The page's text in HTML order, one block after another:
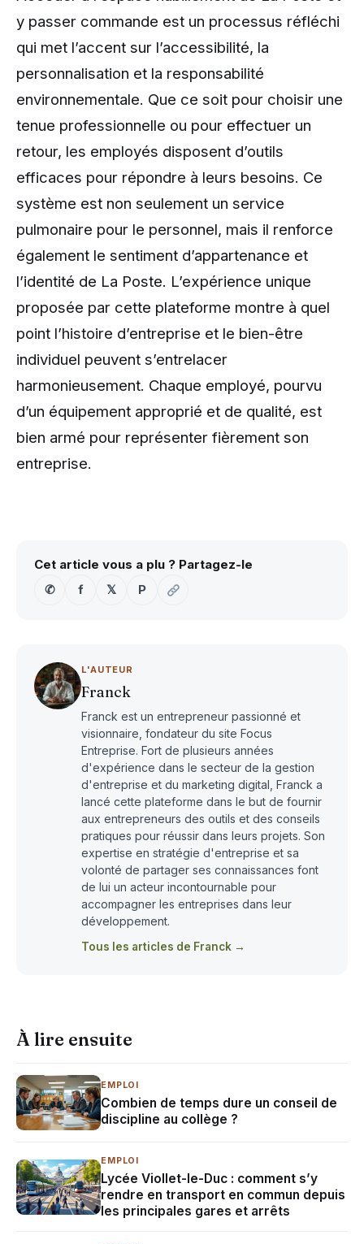
y passer commande est un processus réfléchi
qui met l’accent sur l’accessibilité, la
personnalisation et la responsabilité
environnementale. Que ce soit pour choisir une
tenue professionnelle ou pour effectuer un
retour, les employés disposent d’outils
efficaces pour répondre à leurs besoins. Ce
système est non seulement un service
pulmonaire pour le personnel, mais il renforce
également le sentiment d’appartenance et
l’identité de La Poste. L’expérience unique
proposée par cette plateforme montre à quel
point l’histoire d’entreprise et le bien-être
individuel peuvent s’entrelacer
harmonieusement. Chaque employé, pourvu
d’un équipement approprié et de qualité, est
bien armé pour représenter fièrement son
entreprise.
Cet article vous a plu ? Partagez-le
✆
f 𝕏 P
L'AUTEUR
Franck
Franck est un entrepreneur passionné et
visionnaire, fondateur du site Focus
Entreprise. Fort de plusieurs années
d'expérience dans le secteur de la gestion
d'entreprise et du marketing digital, Franck a
lancé cette plateforme dans le but de fournir
aux entrepreneurs des outils et des conseils
pratiques pour réussir dans leurs projets. Son
expertise en stratégie d'entreprise et sa
volonté de partager ses connaissances font
de lui un acteur incontournable pour
accompagner les entreprises dans leur
développement.
Tous les articles de Franck →
À lire ensuite
EMPLOI
Combien de temps dure un conseil de
discipline au collège ?
EMPLOI
Lycée Viollet-le-Duc : comment s’y
rendre en transport en commun depuis
les principales gares et arrêts